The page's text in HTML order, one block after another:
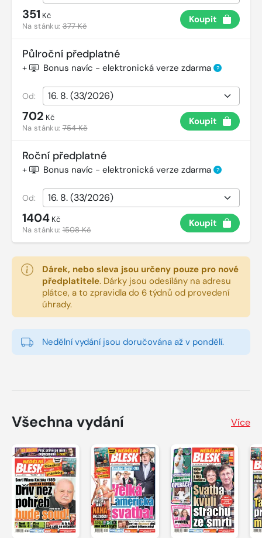
351 Kč
Na stánku:377 Kč
Koupit
Půlroční předplatné
+ Bonus navíc - elektronická verze zdarma ?
Od:
702 Kč
Na stánku:754 Kč
Koupit
Roční předplatné
+ Bonus navíc - elektronická verze zdarma ?
Od:
1404 Kč
Na stánku:1508 Kč
Koupit
Dárek, nebo sleva jsou určeny pouze pro nové
předplatitele. Dárky jsou odesílány na adresu
plátce, a to zpravidla do 6 týdnů od provedení
úhrady.
Nedělní vydání jsou doručována až v pondělí.
Všechna vydání Více